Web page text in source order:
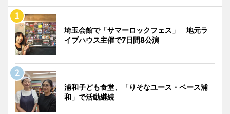
埼玉会館で「サマーロックフェス」 地元ラ
イブハウス主催で7日間8公演
浦和子ども食堂、「りそなユース・ベース浦
和」で活動継続